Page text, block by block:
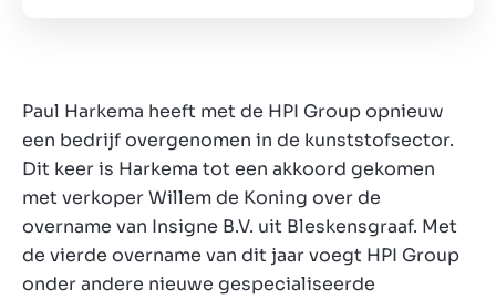
Paul Harkema heeft met de HPI Group opnieuw
een bedrijf overgenomen in de kunststofsector.
Dit keer is Harkema tot een akkoord gekomen
met verkoper Willem de Koning over de
overname van Insigne B.V. uit Bleskensgraaf. Met
de vierde overname van dit jaar voegt HPI Group
onder andere nieuwe gespecialiseerde